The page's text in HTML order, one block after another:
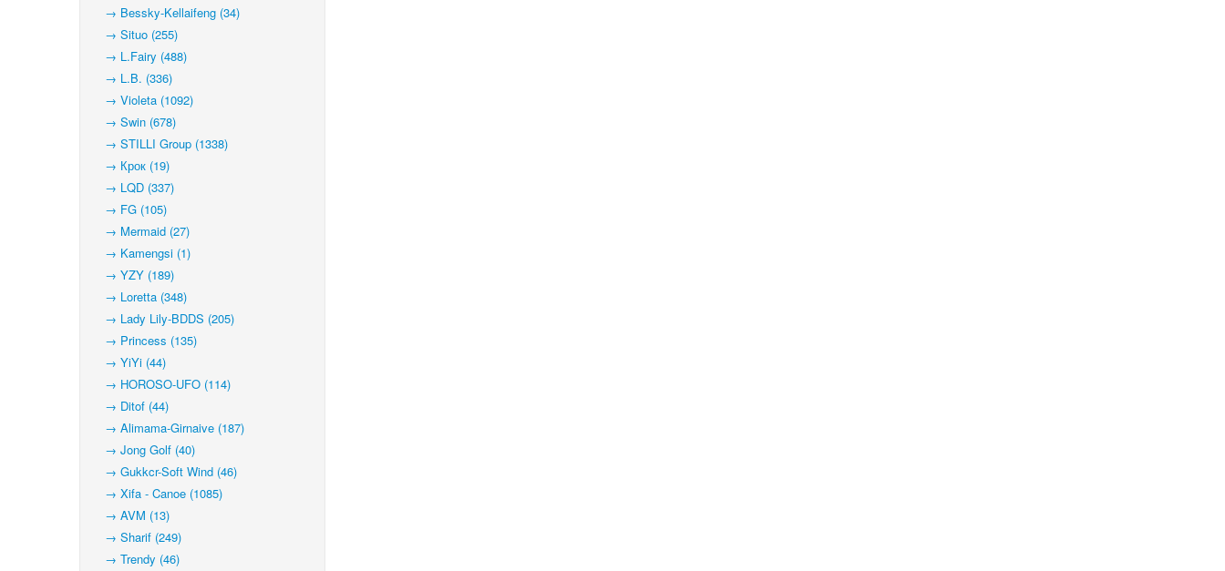
→ Bessky-Kellaifeng (34)
→ Situo (255)
→ L.Fairy (488)
→ L.B. (336)
→ Violeta (1092)
→ Swin (678)
→ STILLI Group (1338)
→ Крок (19)
→ LQD (337)
→ FG (105)
→ Mermaid (27)
→ Kamengsi (1)
→ YZY (189)
→ Loretta (348)
→ Lady Lily-BDDS (205)
→ Princess (135)
→ YiYi (44)
→ HOROSO-UFO (114)
→ Ditof (44)
→ Alimama-Girnaive (187)
→ Jong Golf (40)
→ Gukkcr-Soft Wind (46)
→ Xifa - Canoe (1085)
→ AVM (13)
→ Sharif (249)
→ Trendy (46)